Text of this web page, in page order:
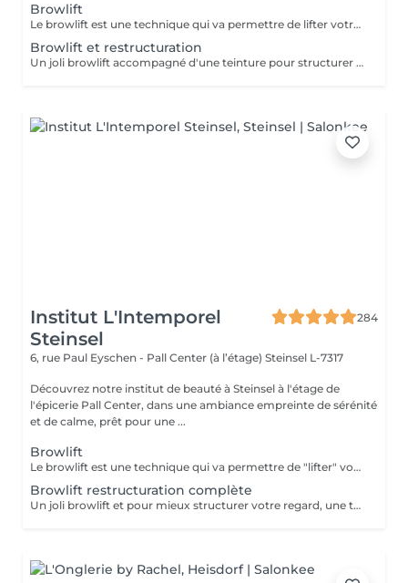
Browlift
Le browlift est une technique qui va permettre de lifter votre regard en travaillant sur le positionnement de vos sourcils, la forme et la couleur. Un regard ouvert et pétillant pour 4 à 6 semaines.
Browlift et restructuration
Un joli browlift accompagné d'une teinture pour structurer le regard
Institut L'Intemporel
Steinsel
284
6, rue Paul Eyschen - Pall Center (à l’étage) Steinsel L-7317
Découvrez notre institut de beauté à Steinsel à l'étage de
l'épicerie Pall Center, dans une ambiance empreinte de sérénité
et de calme, prêt pour une ...
Browlift
Le browlift est une technique qui va permettre de "lifter" votre regard en travaillant sur le positionnement de vos sourcils, la forme et la couleur. Un regard ouvert et pétillant pour 4 à 6 semaines.
Browlift restructuration complète
Un joli browlift et pour mieux structurer votre regard, une teinture appliquée avec exactitude.